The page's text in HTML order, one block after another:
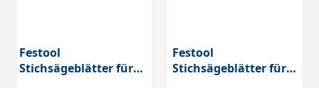
Festool
Stichsägeblätter für
Festool
Stichsägeblätter für